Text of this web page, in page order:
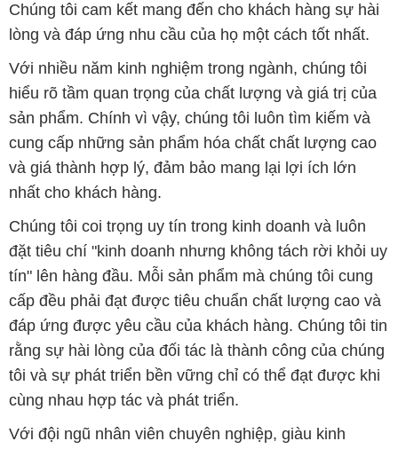
Chúng tôi cam kết mang đến cho khách hàng sự hài
lòng và đáp ứng nhu cầu của họ một cách tốt nhất.
Với nhiều năm kinh nghiệm trong ngành, chúng tôi
hiểu rõ tầm quan trọng của chất lượng và giá trị của
sản phẩm. Chính vì vậy, chúng tôi luôn tìm kiếm và
cung cấp những sản phẩm hóa chất chất lượng cao
và giá thành hợp lý, đảm bảo mang lại lợi ích lớn
nhất cho khách hàng.
Chúng tôi coi trọng uy tín trong kinh doanh và luôn
đặt tiêu chí "kinh doanh nhưng không tách rời khỏi uy
tín" lên hàng đầu. Mỗi sản phẩm mà chúng tôi cung
cấp đều phải đạt được tiêu chuẩn chất lượng cao và
đáp ứng được yêu cầu của khách hàng. Chúng tôi tin
rằng sự hài lòng của đối tác là thành công của chúng
tôi và sự phát triển bền vững chỉ có thể đạt được khi
cùng nhau hợp tác và phát triển.
Với đội ngũ nhân viên chuyên nghiệp, giàu kinh